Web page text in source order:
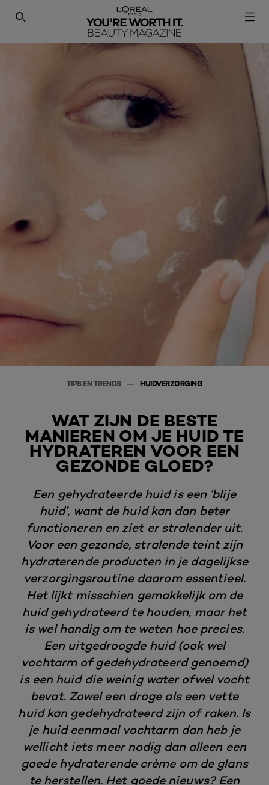
SEARCH THIS SITE
TIPS EN TRENDS HUIDVERZORGING
WAT ZIJN DE BESTE
MANIEREN OM JE HUID TE
HYDRATEREN VOOR EEN
GEZONDE GLOED?
Een gehydrateerde huid is een ‘blije
huid’, want de huid kan dan beter
functioneren en ziet er stralender uit.
Voor een gezonde, stralende teint zijn
hydraterende producten in je dagelijkse
verzorgingsroutine daarom essentieel.
Het lijkt misschien gemakkelijk om de
huid gehydrateerd te houden, maar het
is wel handig om te weten hoe precies.
Een uitgedroogde huid (ook wel
vochtarm of gedehydrateerd genoemd)
is een huid die weinig water ofwel vocht
bevat. Zowel een droge als een vette
huid kan gedehydrateerd zijn of raken. Is
je huid eenmaal vochtarm dan heb je
wellicht iets meer nodig dan alleen een
goede hydraterende crème om de glans
te herstellen. Het goede nieuws? Een